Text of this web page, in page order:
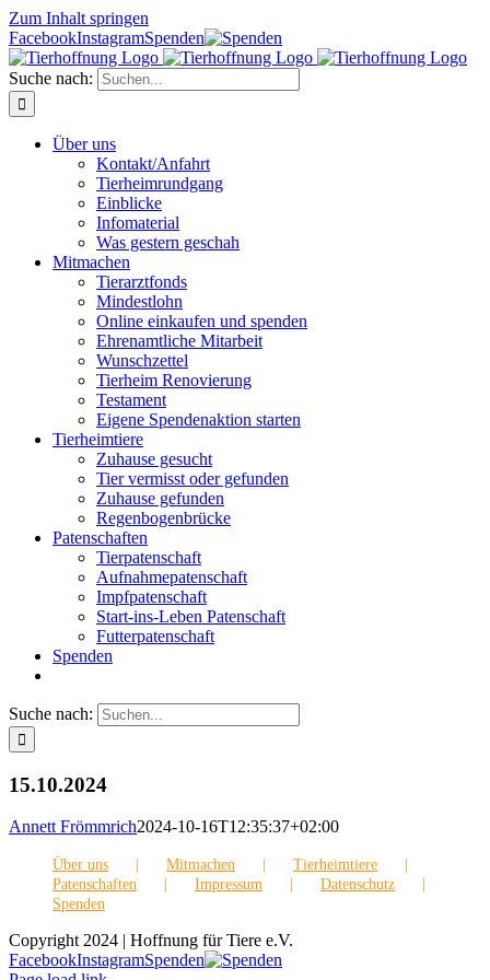
Zum Inhalt springen
FacebookInstagramSpenden
Suche nach:
Über uns
Kontakt/Anfahrt
Tierheimrundgang
Einblicke
Infomaterial
Was gestern geschah
Mitmachen
Tierarztfonds
Mindestlohn
Online einkaufen und spenden
Ehrenamtliche Mitarbeit
Wunschzettel
Tierheim Renovierung
Testament
Eigene Spendenaktion starten
Tierheimtiere
Zuhause gesucht
Tier vermisst oder gefunden
Zuhause gefunden
Regenbogenbrücke
Patenschaften
Tierpatenschaft
Aufnahmepatenschaft
Impfpatenschaft
Start-ins-Leben Patenschaft
Futterpatenschaft
Spenden
Suche nach:
15.10.2024
Annett Frömmrich2024-10-16T12:35:37+02:00
Über uns Mitmachen
Tierheimtiere
Patenschaften
Impressum
Datenschutz
Spenden
Copyright 2024 | Hoffnung für Tiere e.V.
FacebookInstagramSpenden